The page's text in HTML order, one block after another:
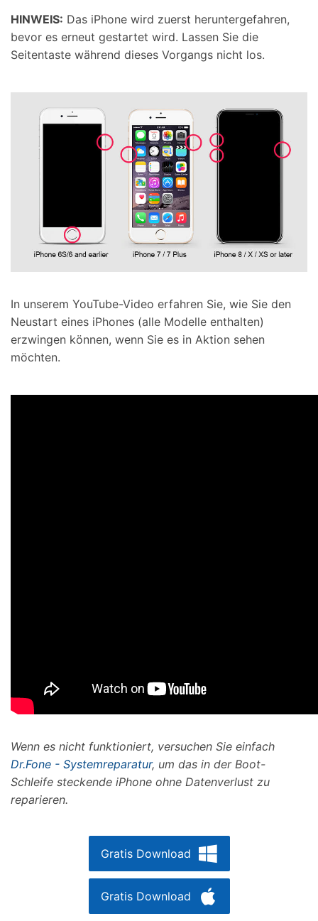
HINWEIS: Das iPhone wird zuerst heruntergefahren,
bevor es erneut gestartet wird. Lassen Sie die
Seitentaste während dieses Vorgangs nicht los.
In unserem YouTube-Video erfahren Sie, wie Sie den
Neustart eines iPhones (alle Modelle enthalten)
erzwingen können, wenn Sie es in Aktion sehen
möchten.
Wenn es nicht funktioniert, versuchen Sie einfach
Dr.Fone - Systemreparatur, um das in der Boot-
Schleife steckende iPhone ohne Datenverlust zu
reparieren.
Gratis Download
Gratis Download